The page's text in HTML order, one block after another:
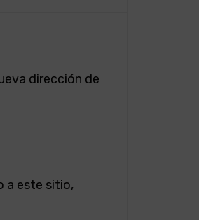
dirección de
a este sitio,